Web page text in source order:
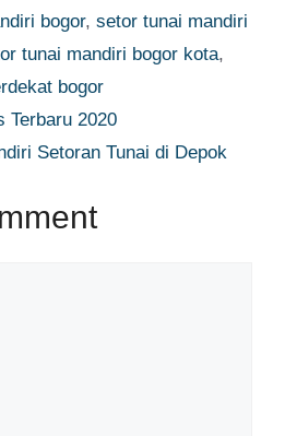
bogor, setor tunai mandiri
tunai mandiri bogor kota,
bogor
Terbaru 2020
Setoran Tunai di Depok